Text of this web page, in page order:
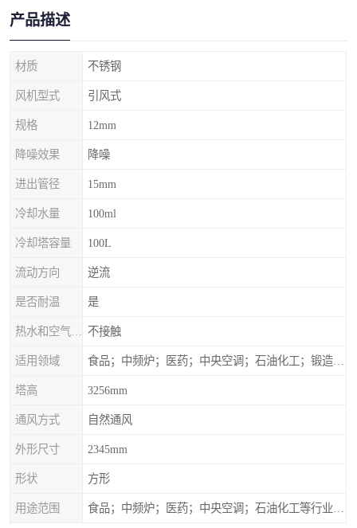
产品描述
材质 不锈钢
风机型式 引风式
规格 12mm
降噪效果 降噪
进出管径 15mm
冷却水量 100ml
冷却塔容量 100L
流动方向 逆流
是否耐温 是
不接触
适用领域
塔高 3256mm
通风方式 自然通风
外形尺寸 2345mm
形状 方形
用途范围